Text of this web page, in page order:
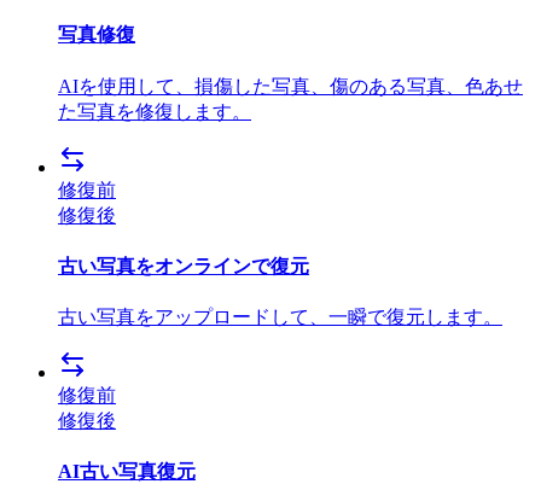
写真修復
AIを使用して、損傷した写真、傷のある写真、色あせ
た写真を修復します。
修復前
修復後
古い写真をオンラインで復元
古い写真をアップロードして、一瞬で復元します。
修復前
修復後
AI古い写真復元